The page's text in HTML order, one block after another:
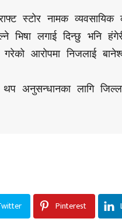
भिषा लगाई दिन्छु भनि
आरोपमा निजलाई
अनुसन्धानका लागि
Pinterest